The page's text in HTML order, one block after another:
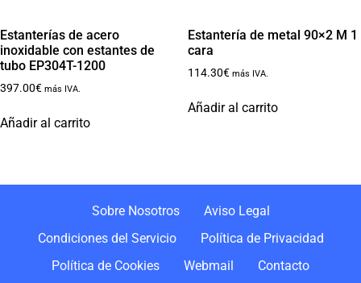
Estanterías de acero
inoxidable con estantes de
tubo EP304T-1200
397.00€ más IVA.
Añadir al carrito
Estantería de metal 90×2 M 1
cara
114.30€ más IVA.
Añadir al carrito
Sobre Nosotros
Aviso Legal
Condiciones del Servicio
Política de Privacidad
Política de Cookies
Webmail Contacto